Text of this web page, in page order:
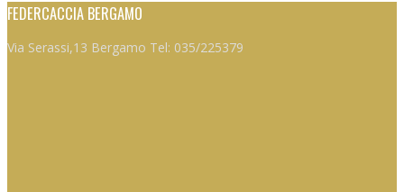
FEDERCACCIA BERGAMO
Via Serassi,13 Bergamo Tel: 035/225379